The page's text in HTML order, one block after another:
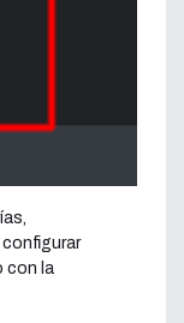
con la